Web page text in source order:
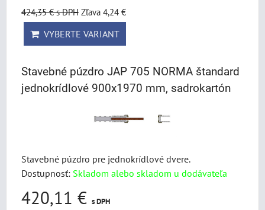
424,35 €s DPH Zľava 4,24 €
VYBERTE VARIANT
Stavebné púzdro JAP 705 NORMA štandard
jednokrídlové 900x1970 mm, sadrokartón
Stavebné púzdro pre jednokrídlové dvere.
Dostupnosť: Skladom alebo skladom u dodávateľa
420,11 € s DPH